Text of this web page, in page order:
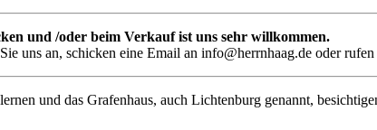
und /oder beim Verkauf ist uns sehr willkommen.
uns an, schicken eine Email an info@herrnhaag.de oder
und das Grafenhaus, auch Lichtenburg genannt,